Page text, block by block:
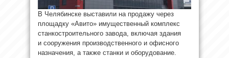
В Челябинске выставили на продажу через
площадку «Авито» имущественный комплекс
станкостроительного завода, включая здания
и сооружения производственного и офисного
назначения, а также станки и оборудование.